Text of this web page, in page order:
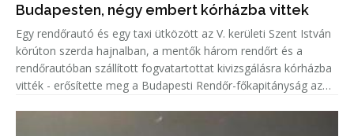
Budapesten, négy embert kórházba vittek
Egy rendőrautó és egy taxi ütközött az V. kerületi Szent István
körúton szerda hajnalban, a mentők három rendőrt és a
rendőrautóban szállított fogvatartottat kivizsgálásra kórházba
vitték - erősítette meg a Budapesti Rendőr-főkapitányság az